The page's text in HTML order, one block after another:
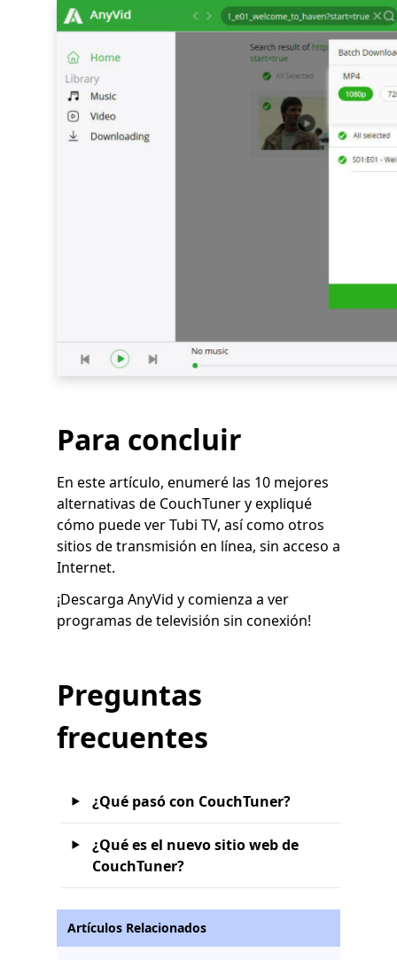
Para concluir
En este artículo, enumeré las 10 mejores
alternativas de CouchTuner y expliqué
cómo puede ver Tubi TV, así como otros
sitios de transmisión en línea, sin acceso a
Internet.
¡Descarga AnyVid y comienza a ver
programas de televisión sin conexión!
Preguntas
frecuentes
¿Qué pasó con CouchTuner?
¿Qué es el nuevo sitio web de
CouchTuner?
Artículos Relacionados